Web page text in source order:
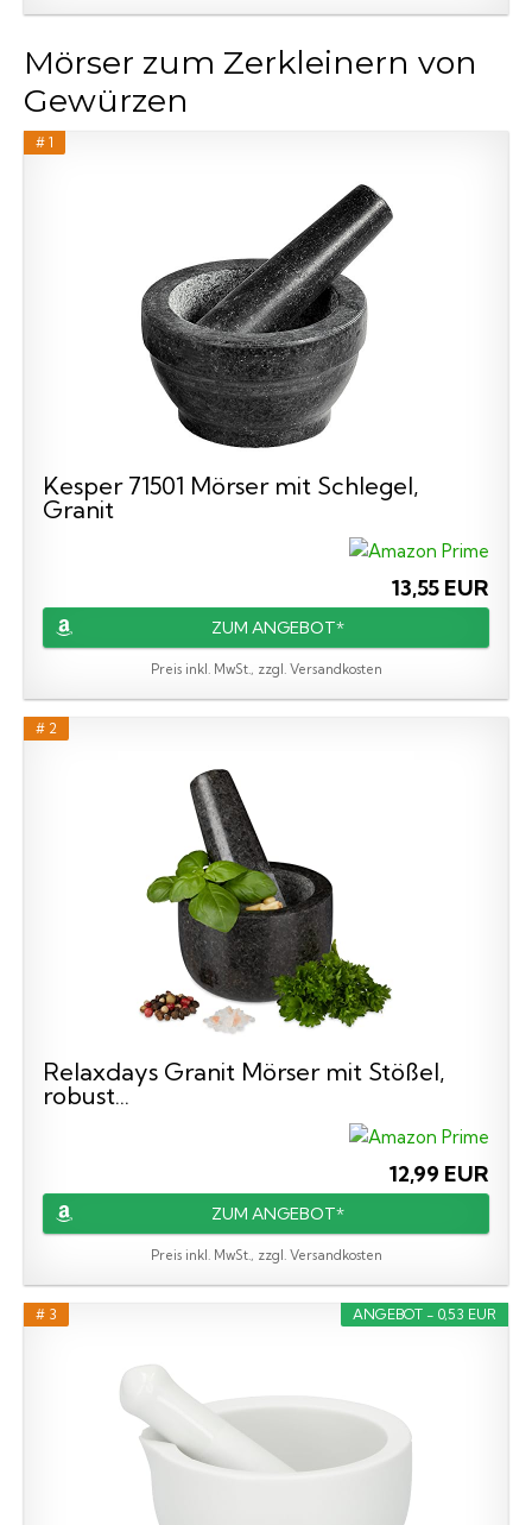
Mörser zum Zerkleinern von
Gewürzen
# 1
Kesper 71501 Mörser mit Schlegel,
Granit
13,55 EUR
ZUM ANGEBOT*
Preis inkl. MwSt., zzgl. Versandkosten
# 2
Relaxdays Granit Mörser mit Stößel,
robust...
12,99 EUR
ZUM ANGEBOT*
Preis inkl. MwSt., zzgl. Versandkosten
ANGEBOT - 0,53 EUR
# 3